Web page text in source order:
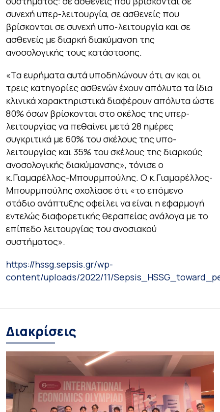
συνεχή υπερ-λειτουργία, σε ασθενείς που
βρίσκονται σε συνεχή υπο-λειτουργία και σε
ασθενείς με διαρκή διακύμανση της
ανοσολογικής τους κατάστασης.
«Τα ευρήματα αυτά υποδηλώνουν ότι αν και οι
τρεις κατηγορίες ασθενών έχουν απόλυτα τα ίδια
κλινικά χαρακτηριστικά διαφέρουν απόλυτα ώστε
80% όσων βρίσκονται στο σκέλος της υπερ-
λειτουργίας να πεθαίνει μετά 28 ημέρες
συγκριτικά με 60% του σκέλους της υπο-
λειτουργίας και 35% του σκέλους της διαρκούς
ανοσολογικής διακύμανσης», τόνισε ο
κ.Γιαμαρέλλος-Μπουρμπούλης. Ο κ.Γιαμαρέλλος-
Μπουρμπούλης σχολίασε ότι «το επόμενο
στάδιο ανάπτυξης οφείλει να είναι η εφαρμογή
εντελώς διαφορετικής θεραπείας ανάλογα με το
επίπεδο λειτουργίας του ανοσιακού
συστήματος».
https://hssg.sepsis.gr/wp-
content/uploads/2022/11/
Διακρίσεις